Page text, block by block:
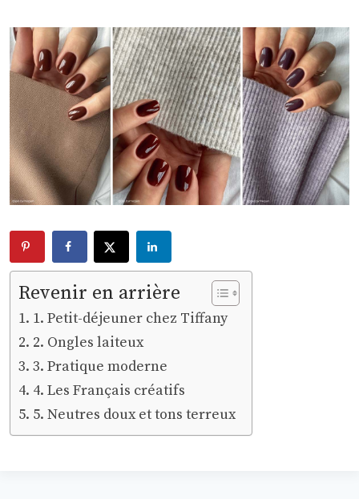
Revenir en arrière
1. Petit-déjeuner chez Tiffany
2. Ongles laiteux
3. Pratique moderne
4. Les Français créatifs
5. Neutres doux et tons terreux